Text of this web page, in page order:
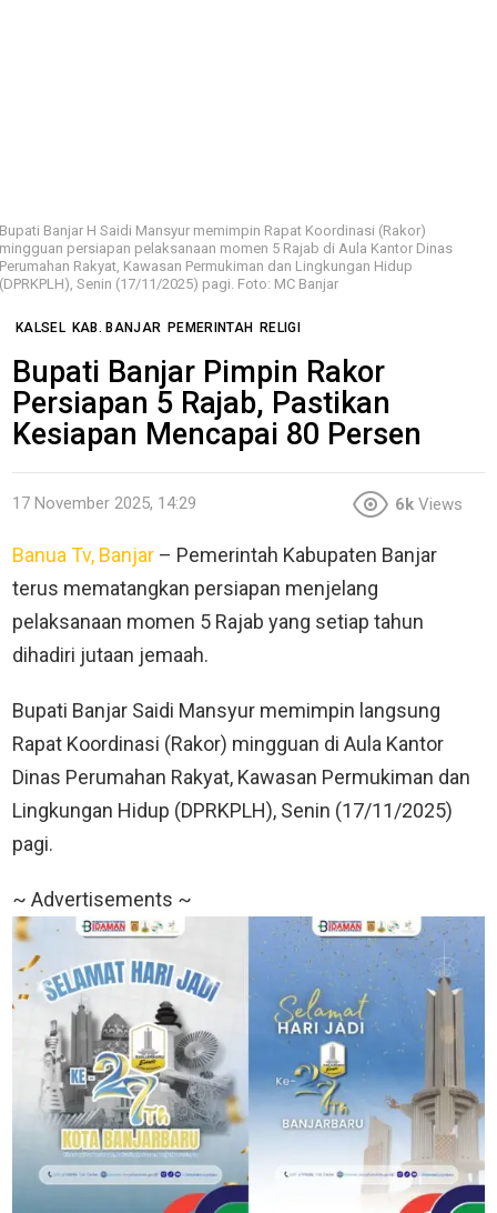
Bupati Banjar H Saidi Mansyur memimpin Rapat Koordinasi (Rakor)
mingguan persiapan pelaksanaan momen 5 Rajab di Aula Kantor Dinas
Perumahan Rakyat, Kawasan Permukiman dan Lingkungan Hidup
(DPRKPLH), Senin (17/11/2025) pagi. Foto: MC Banjar
KALSEL KAB. BANJAR PEMERINTAH RELIGI
Bupati Banjar Pimpin Rakor
Persiapan 5 Rajab, Pastikan
Kesiapan Mencapai 80 Persen
17 November 2025, 14:29 6k Views
Banua Tv, Banjar – Pemerintah Kabupaten Banjar
terus mematangkan persiapan menjelang
pelaksanaan momen 5 Rajab yang setiap tahun
dihadiri jutaan jemaah.
Bupati Banjar Saidi Mansyur memimpin langsung
Rapat Koordinasi (Rakor) mingguan di Aula Kantor
Dinas Perumahan Rakyat, Kawasan Permukiman dan
Lingkungan Hidup (DPRKPLH), Senin (17/11/2025)
pagi.
~ Advertisements ~